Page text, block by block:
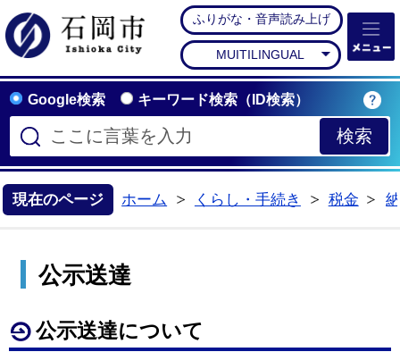
石岡市公式ホームペー
ふりがな・音声読み上げ
MUITILINGUAL
Google検索 キーワード検索（ID検索）
現在のページ ホーム
くらし・手続き
税金
公示送達
公示送達について